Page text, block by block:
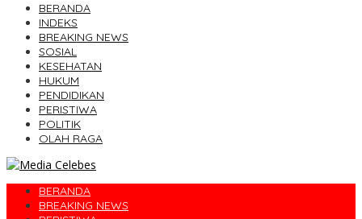
BERANDA
INDEKS
BREAKING NEWS
SOSIAL
KESEHATAN
HUKUM
PENDIDIKAN
PERISTIWA
POLITIK
OLAH RAGA
BERANDA
BREAKING NEWS